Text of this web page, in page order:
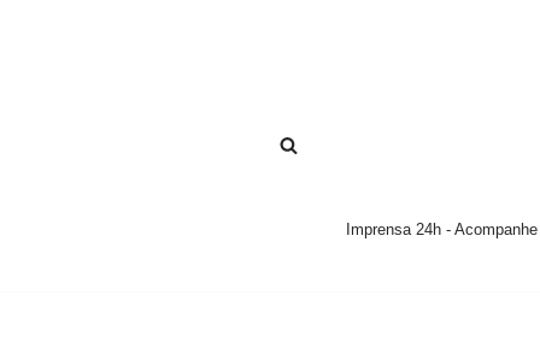
Imprensa 24h -